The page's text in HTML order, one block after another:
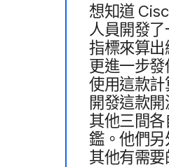
想​知道
人員​開發​
指標來算
更​進一步​發
使用​這​款​
開發​這​款​
其他​三間​
鑑。​他們​
其他​有​需要​